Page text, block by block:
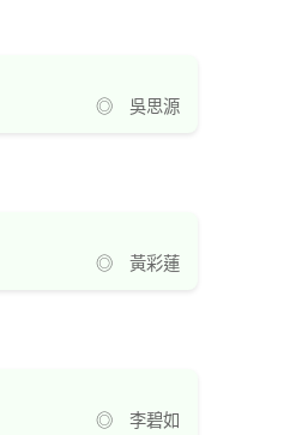
◎ 吳思源
◎ 黃彩蓮
◎ 李碧如